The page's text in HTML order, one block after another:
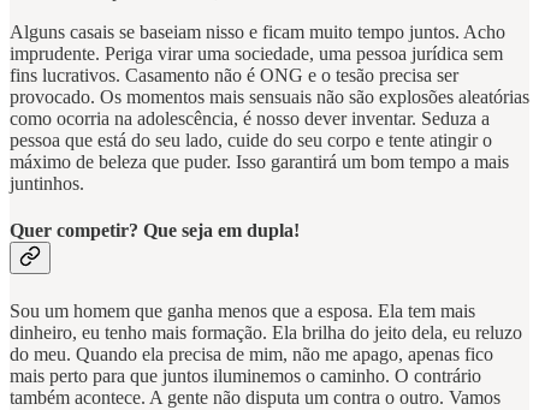
Alguns casais se baseiam nisso e ficam muito tempo juntos. Acho
imprudente. Periga virar uma sociedade, uma pessoa jurídica sem
fins lucrativos. Casamento não é ONG e o tesão precisa ser
provocado. Os momentos mais sensuais não são explosões aleatórias
como ocorria na adolescência, é nosso dever inventar. Seduza a
pessoa que está do seu lado, cuide do seu corpo e tente atingir o
máximo de beleza que puder. Isso garantirá um bom tempo a mais
juntinhos.
Quer competir? Que seja em dupla!
Sou um homem que ganha menos que a esposa. Ela tem mais
dinheiro, eu tenho mais formação. Ela brilha do jeito dela, eu reluzo
do meu. Quando ela precisa de mim, não me apago, apenas fico
mais perto para que juntos iluminemos o caminho. O contrário
também acontece. A gente não disputa um contra o outro. Vamos